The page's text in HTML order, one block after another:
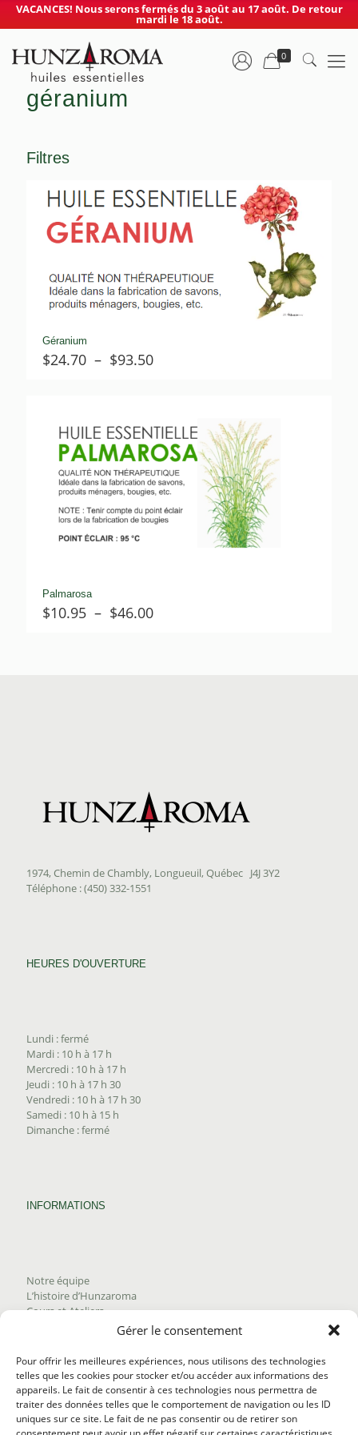
Gérer le consentement
Pour offrir les meilleures expériences, nous utilisons des technologies
telles que les cookies pour stocker et/ou accéder aux informations des
appareils. Le fait de consentir à ces technologies nous permettra de
traiter des données telles que le comportement de navigation ou les ID
uniques sur ce site. Le fait de ne pas consentir ou de retirer son
VACANCES! Nous serons fermés du 3 août au 17 août. De retour
mardi le 18 août.
0
géranium
Filtres
Géranium
$24.70 – $93.50Plage
$93.50
Palmarosa
$10.95 – $46.00Plage
1974, Chemin de Chambly, Longueuil, Québec J4J 3Y2
Téléphone : (450) 332-1551
HEURES D'OUVERTURE
Lundi : fermé
Mardi : 10 h à 17 h
Mercredi : 10 h à 17 h
Jeudi : 10 h à 17 h 30
Vendredi : 10 h à 17 h 30
Samedi : 10 h à 15 h
Dimanche : fermé
INFORMATIONS
Notre équipe
L’histoire d’Hunzaroma
Cours et Ateliers
Trouver nos produits
Politique de frais d'envoi
Termes et conditions
Politique de remboursement